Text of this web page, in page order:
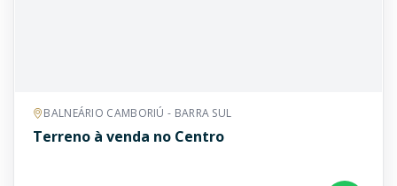
BALNEÁRIO CAMBORIÚ - BARRA SUL
Terreno à venda no Centro